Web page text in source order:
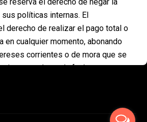
reserva el derecho de negar la
políticas internas. El
derecho de realizar el pago total o
en cualquier momento, abonando
corrientes o de mora que se
hasta la fecha en que se
ningún caso se impondrán
ni sanciones por concepto de
Asimismo, mediante la aceptación